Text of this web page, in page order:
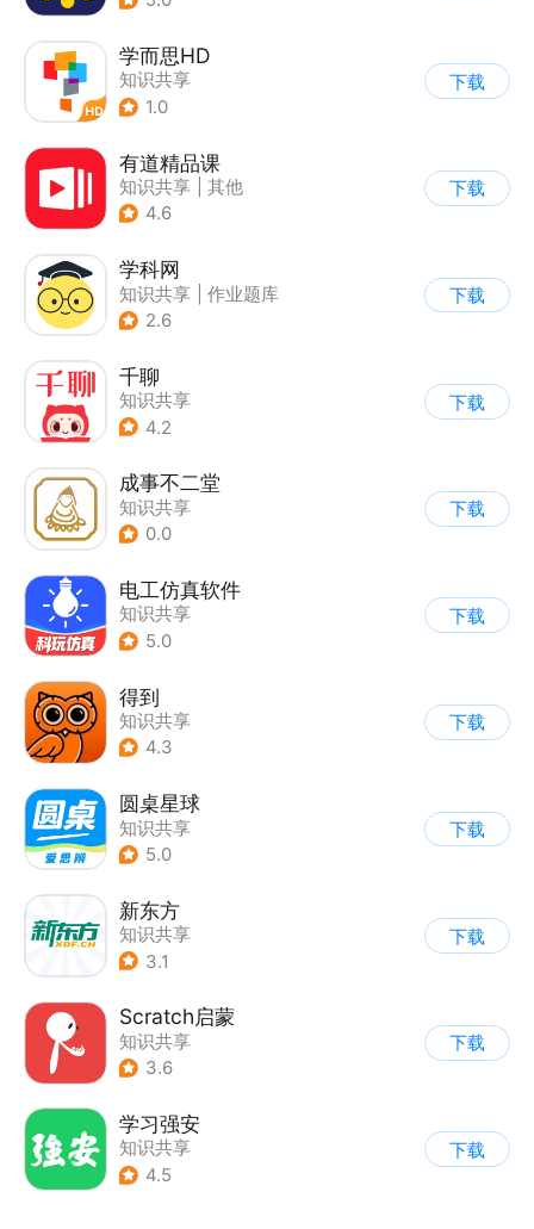
学而思HD
知识共享
1.0
下载
有道精品课
知识共享
其他
4.6
下载
学科网
知识共享
作业题库
2.6
下载
千聊
知识共享
4.2
下载
成事不二堂
知识共享
0.0
下载
电工仿真软件
知识共享
5.0
下载
得到
知识共享
4.3
下载
圆桌星球
知识共享
5.0
下载
新东方
知识共享
3.1
下载
Scratch启蒙
知识共享
3.6
下载
学习强安
知识共享
4.5
下载